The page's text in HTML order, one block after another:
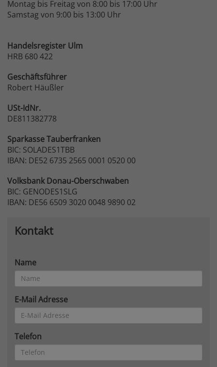
Montag bis Freitag von 8:00 bis 17:00 Uhr
Samstag von 9:00 bis 13:00 Uhr
Handelsregister Ulm
HRB 680 422
Geschäftsführer
Robert Häußler
USt-IdNr.
DE811382778
SparkasseTauberfranken
BIC: SOLADES1TBB
IBAN: DE52 6735 2565 0001 0520 00
VolksbankDonau-Oberschwaben
BIC: GENODES1SLG
IBAN: DE56 6509 3020 0048 9890 02
Kontakt
Name
E-Mail Adresse
Telefon